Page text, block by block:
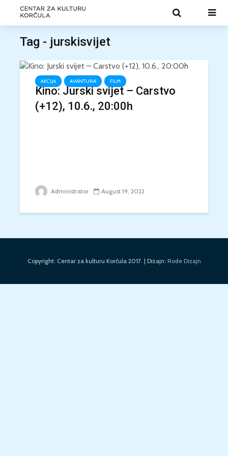
Tag - jurskisvijet
AKCIJA AVANTURA FILM
Kino: Jurski svijet – Carstvo
(+12), 10.6., 20:00h
Administrator August 19, 2022
Copyright: Centar za kulturu Korčula 2017. | Dizajn: Rode Dizajn